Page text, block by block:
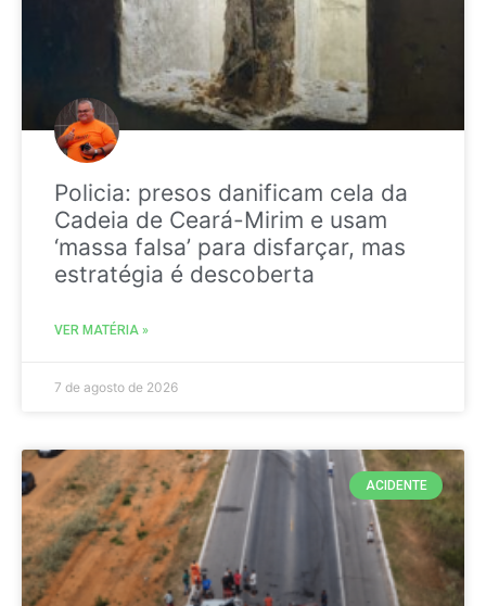
Policia: presos danificam cela da
Cadeia de Ceará-Mirim e usam
‘massa falsa’ para disfarçar, mas
estratégia é descoberta
VER MATÉRIA »
7 de agosto de 2026
ACIDENTE